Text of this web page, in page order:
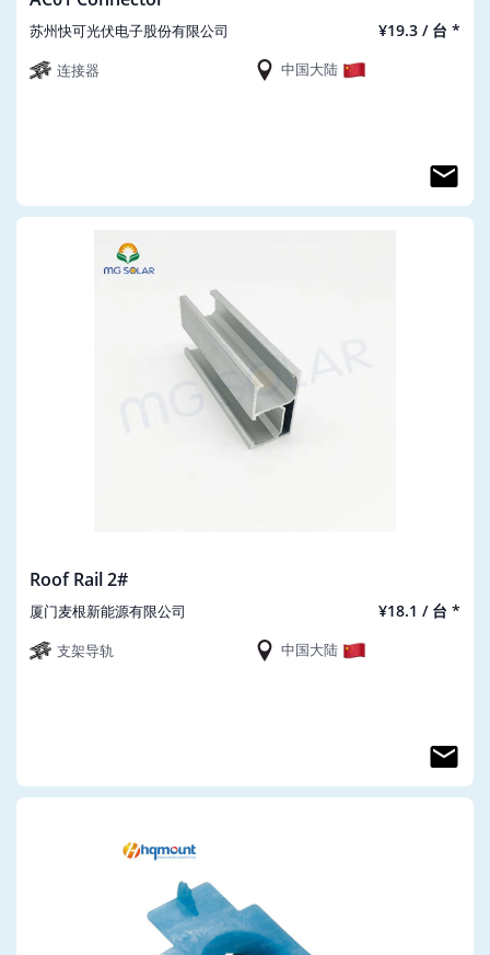
苏州快可光伏电子股份有限公司 ¥19.3 / 台 *
连接器 中国大陆
Roof Rail 2#
厦门麦根新能源有限公司 ¥18.1 / 台 *
支架导轨 中国大陆